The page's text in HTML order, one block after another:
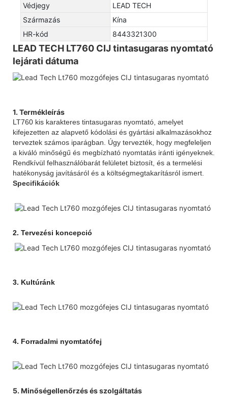
Védjegy
LEAD TECH
Származás
Kína
HR-kód
8443321300
LEAD TECH LT760 CIJ tintasugaras nyomtató
lejárati dátuma
1. Termékleírás
LT760 kis karakteres tintasugaras nyomtató, amelyet
kifejezetten az alapvető kódolási és gyártási alkalmazásokhoz
terveztek számos iparágban. Úgy tervezték, hogy megfeleljen
a kiváló minőségű és megbízható nyomtatás iránti igényeknek.
Rendkívül felhasználóbarát felületet biztosít, és a termelési
hatékonyság javításáról és a költségmegtakarításról ismert.
Specifikációk
2. Tervezési koncepció
3. Kultúránk
4. Forradalmi nyomtatófej
5. Minőségellenőrzés és szolgáltatás